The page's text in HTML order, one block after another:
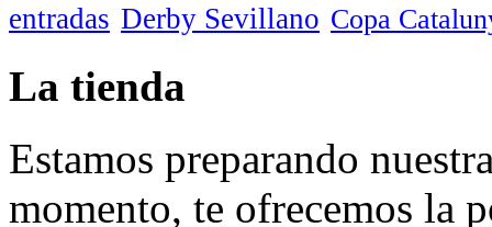
entradas Derby Sevillano Copa
La tienda
Estamos preparando
momento, te ofrecemos la